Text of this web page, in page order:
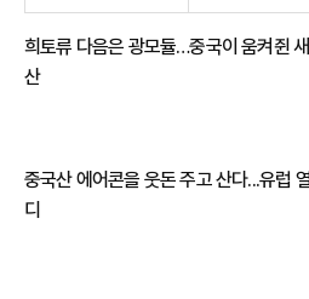
희토류 다음은 광모듈…중국이 움켜쥔
산
중국산 에어콘을 웃돈 주고 산다...유럽
디